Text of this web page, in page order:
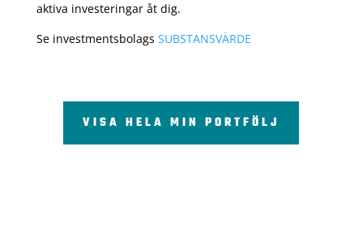
aktiva investeringar åt dig.
Se investmentsbolags SUBSTANSVÄRDE
VISA HELA MIN PORTFÖLJ